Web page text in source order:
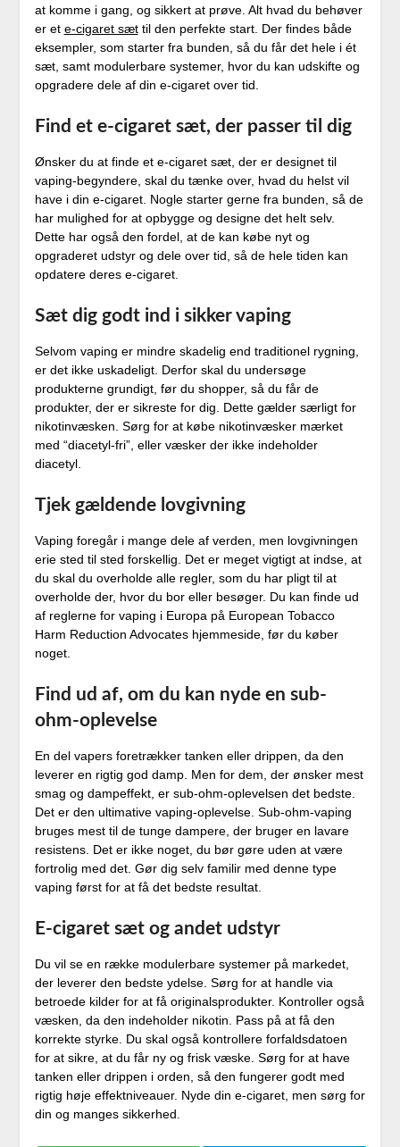
at komme i gang, og sikkert at prøve. Alt hvad du behøver
er et e-cigaret sættil den perfekte start. Der findes både
eksempler, som starter fra bunden, så du får det hele i ét
sæt, samt modulerbare systemer, hvor du kan udskifte og
opgradere dele af din e-cigaret over tid.
Find et e-cigaret sæt, der passer til dig
Ønsker du at finde et e-cigaret sæt, der er designet til
vaping-begyndere, skal du tænke over, hvad du helst vil
have i din e-cigaret. Nogle starter gerne fra bunden, så de
har mulighed for at opbygge og designe det helt selv.
Dette har også den fordel, at de kan købe nyt og
opgraderet udstyr og dele over tid, så de hele tiden kan
opdatere deres e-cigaret.
Sæt dig godt ind i sikker vaping
Selvom vaping er mindre skadelig end traditionel rygning,
er det ikke uskadeligt. Derfor skal du undersøge
produkterne grundigt, før du shopper, så du får de
produkter, der er sikreste for dig. Dette gælder særligt for
nikotinvæsken. Sørg for at købe nikotinvæsker mærket
med “diacetyl-fri”, eller væsker der ikke indeholder
diacetyl.
Tjek gældende lovgivning
Vaping foregår i mange dele af verden, men lovgivningen
erie sted til sted forskellig. Det er meget vigtigt at indse, at
du skal du overholde alle regler, som du har pligt til at
overholde der, hvor du bor eller besøger. Du kan finde ud
af reglerne for vaping i Europa på European Tobacco
Harm Reduction Advocates hjemmeside, før du køber
noget.
Find ud af, om du kan nyde en sub-
ohm-oplevelse
En del vapers foretrækker tanken eller drippen, da den
leverer en rigtig god damp. Men for dem, der ønsker mest
smag og dampeffekt, er sub-ohm-oplevelsen det bedste.
Det er den ultimative vaping-oplevelse. Sub-ohm-vaping
bruges mest til de tunge dampere, der bruger en lavare
resistens. Det er ikke noget, du bør gøre uden at være
fortrolig med det. Gør dig selv familir med denne type
vaping først for at få det bedste resultat.
E-cigaret sæt og andet udstyr
Du vil se en række modulerbare systemer på markedet,
der leverer den bedste ydelse. Sørg for at handle via
betroede kilder for at få originalsprodukter. Kontroller også
væsken, da den indeholder nikotin. Pass på at få den
korrekte styrke. Du skal også kontrollere forfaldsdatoen
for at sikre, at du får ny og frisk væske. Sørg for at have
tanken eller drippen i orden, så den fungerer godt med
rigtig høje effektniveauer. Nyde din e-cigaret, men sørg for
din og manges sikkerhed.